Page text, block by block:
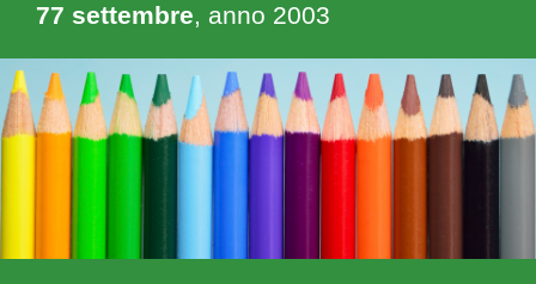
77 settembre, anno 2003